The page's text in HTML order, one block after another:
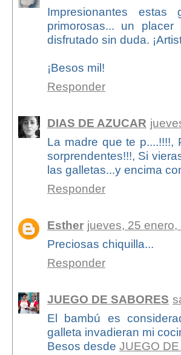
Impresionantes estas
primorosas... un
disfrutado sin duda.
¡Besos mil!
Responder
DIAS DE AZUCAR
La madre que te
sorprendentes!!!, Si
las galletas...y encima
Responder
Esther jueves, 25 enero,
Preciosas chiquilla...
Responder
JUEGO DE SABORES
El bambú es
galleta invadieran mi
Besos desde JUEGO